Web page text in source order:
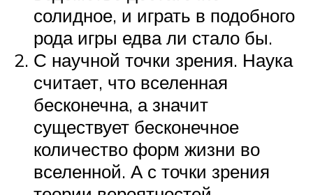
солидное, и играть в подобного
рода игры едва ли стало бы.
С научной точки зрения. Наука
считает, что вселенная
бесконечна, а значит
существует бесконечное
количество форм жизни во
вселенной. А с точки зрения